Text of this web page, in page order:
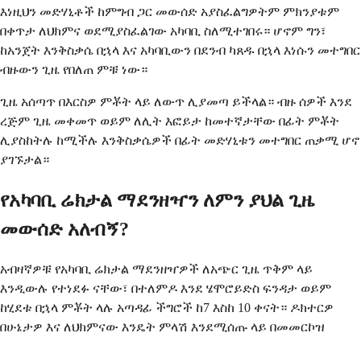
እነዚህን መድሃኒቶች ከምግብ ጋር መውሰድ አያስፈልግዎትም ምክንያቱም
በቀጥታ ለህክምና ወደሚያስፈልገው አካባቢ ስለሚተገበሩ። ሆኖም ግን፣
ከአንጀት እንቅስቃሴ በኋላ እና አካባቢውን በደንብ ካጸዱ በኋላ እነሱን መተግበር
ብዙውን ጊዜ የበለጠ ምቹ ነው።
ጊዜ አሰጣጥ በእርስዎ ምቾት ላይ ለውጥ ሊያመጣ ይችላል። ብዙ ሰዎች እንደ
ረጅም ጊዜ መቀመጥ ወይም ለሊት እፎይታ ከመተኛታቸው በፊት ምቾት
ሊያስከትሉ ከሚችሉ እንቅስቃሴዎች በፊት መድሃኒቱን መተግበር ጠቃሚ ሆኖ
ያገኙታል።
የአካባቢ ሬክታል ማደንዘዣን ለምን ያህል ጊዜ
መውሰድ አለብኝ?
አብዛኛዎቹ የአካባቢ ሬክታል ማደንዘዣዎች ለአጭር ጊዜ ጥቅም ላይ
እንዲውሉ የተነደፉ ናቸው፣ በተለምዶ እንደ ሄሞሮይድስ ፍንዳታ ወይም
ከሂደቱ በኋላ ምቾት ላሉ አጣዳፊ ችግሮች ከ7 እስከ 10 ቀናት። ዶክተርዎ
በሁኔታዎ እና ለህክምናው እንዴት ምላሽ እንደሚሰጡ ላይ በመመርኮዝ